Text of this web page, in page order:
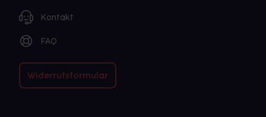
Kontakt
FAQ
Widerrufsformular